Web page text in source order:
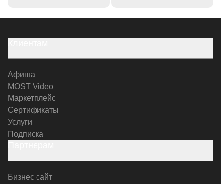
Афиша
MOST Video
Маркетплейс
Сертификаты
Услуги
Подписка
Бизнес сайт